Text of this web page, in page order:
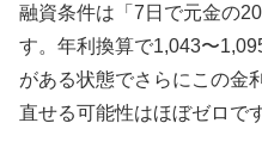
融資条件は「7日で元金の
す。年利換算で1,043〜
がある状態でさらにこの金
直せる可能性はほぼゼロです